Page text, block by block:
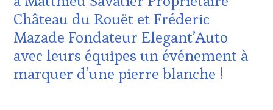
INTERNATIONAUX,
TASTING
MOVIE
VAR,
VIGNOBLES,
TASTING
CLÉS
DU
VIN
ET
DE
HAUTE
Château du Rouët et Fréderic
Mazade Fondateur Elegant’Auto
avec leurs équipes un événement à
marquer d’une pierre blanche !